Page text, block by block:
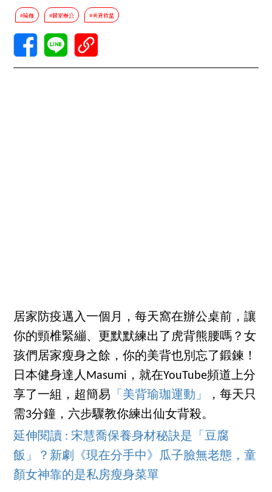
#瑜珈 #居家辦公 #美背救星
居家防疫邁入一個月，每天窩在辦公桌前，讓
你的頸椎緊繃、更默默練出了虎背熊腰嗎？女
孩們居家瘦身之餘，你的美背也別忘了鍛鍊！
日本健身達人Masumi，就在YouTube頻道上分
享了一組，超簡易 「美背瑜珈運動」
，每天只
需3分鐘，六步驟教你練出仙女背殺。
延伸閱讀 : 宋慧喬保養身材秘訣是「豆腐
飯」？新劇《現在分手中》瓜子臉無老態，童
顏女神靠的是私房瘦身菜單